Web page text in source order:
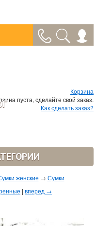
Корзина
пуста, сделайте свой заказ.
Как сделать заказ?
женские → Сумки
| вперед →